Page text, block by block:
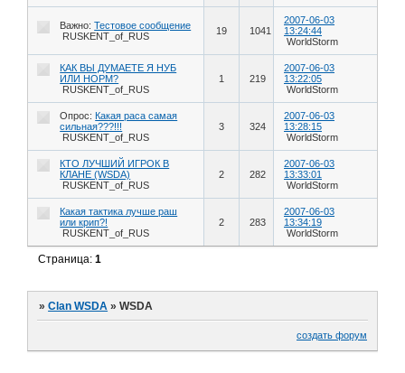
Важно: Тестовое сообщение
RUSKENT_of_RUS
19 1041
2007-06-03
13:24:44
WorldStorm
КАК ВЫ ДУМАЕТЕ Я НУБ
ИЛИ НОРМ?
RUSKENT_of_RUS
1 219
2007-06-03
13:22:05
WorldStorm
Опрос: Какая раса самая
сильная???!!!
RUSKENT_of_RUS
3 324
2007-06-03
13:28:15
WorldStorm
КТО ЛУЧШИЙ ИГРОК В
КЛАНЕ (WSDA)
RUSKENT_of_RUS
2 282
2007-06-03
13:33:01
WorldStorm
Какая тактика лучше раш
или крип?!
RUSKENT_of_RUS
2 283
2007-06-03
13:34:19
WorldStorm
Страница:1
»Clan WSDA »WSDA
создать форум